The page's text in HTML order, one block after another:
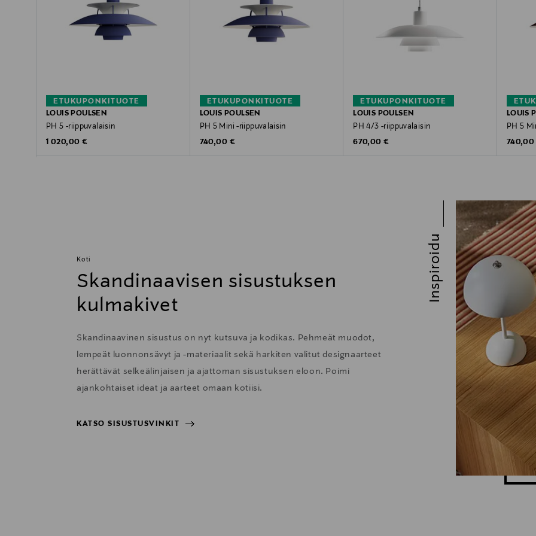
ETUKUPONKITUOTE
LOUIS POULSEN
PH 5 -riippuvalaisin
Original Price
1 020,00 €
ETUKUPONKITUOTE
LOUIS POULSEN
PH 5 Mini -riippuvalaisin
Original Price
740,00 €
ETUKUPONKITUOTE
LOUIS POULSEN
PH 4/3 -riippuvalaisin
Original Price
670,00 €
LOUIS
PH 5
Original
740,00
Koti
Skandinaavisen sisustuksen
kulmakivet
Skandinaavinen sisustus on nyt kutsuva ja kodikas. Pehmeät muodot,
lempeät luonnonsävyt ja -materiaalit sekä harkiten valitut designaarteet
herättävät selkeälinjaisen ja ajattoman sisustuksen eloon. Poimi
ajankohtaiset ideat ja aarteet omaan kotiisi.
KATSO SISUSTUSVINKIT
Inspiroidu